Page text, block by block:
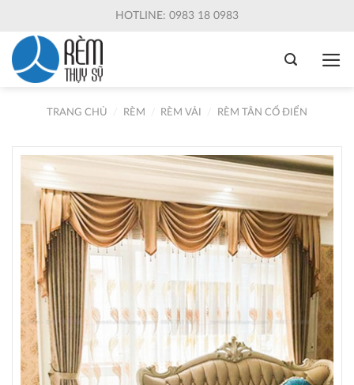
content
HOTLINE: 0983 18 0983
TRANG CHỦ RÈM RÈM VẢI RÈM TÂN CỔ ĐIỂN